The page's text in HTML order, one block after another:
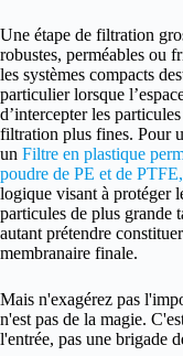
Une étape de filtration
robustes, perméables ou
les systèmes compacts
particulier lorsque
d’intercepter les
filtration plus fines. Pour
un Filtre en plastique
poudre de PE et de
logique visant à protéger
particules de plus grande
autant prétendre
membranaire finale.
Mais n'exagérez pas
n'est pas de la magie.
l'entrée, pas une brigade